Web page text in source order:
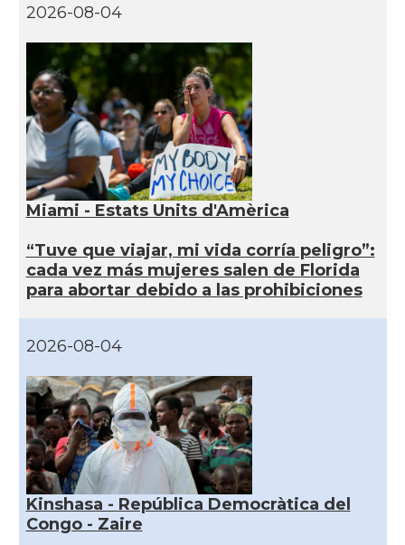
2026-08-04
Miami - Estats Units d'Amèrica
“Tuve que viajar, mi vida corría peligro”:
cada vez más mujeres salen de Florida
para abortar debido a las prohibiciones
2026-08-04
Kinshasa - República Democràtica del
Congo - Zaire